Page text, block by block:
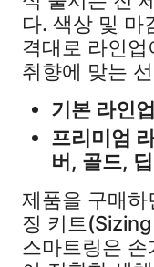
다. 색상 및 마
격대로 라인
취향에 맞는
기본 라인
프리미엄
버, 골드,
제품을 구매하
징 키트
스마트링은